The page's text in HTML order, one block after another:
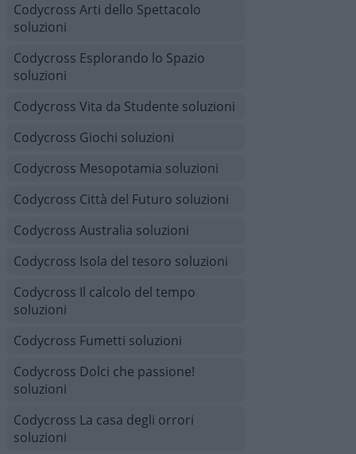
Codycross Arti dello Spettacolo
soluzioni
Codycross Esplorando lo Spazio
soluzioni
Codycross Vita da Studente soluzioni
Codycross Giochi soluzioni
Codycross Mesopotamia soluzioni
Codycross Città del Futuro soluzioni
Codycross Australia soluzioni
Codycross Isola del tesoro soluzioni
Codycross Il calcolo del tempo
soluzioni
Codycross Fumetti soluzioni
Codycross Dolci che passione!
soluzioni
Codycross La casa degli orrori
soluzioni